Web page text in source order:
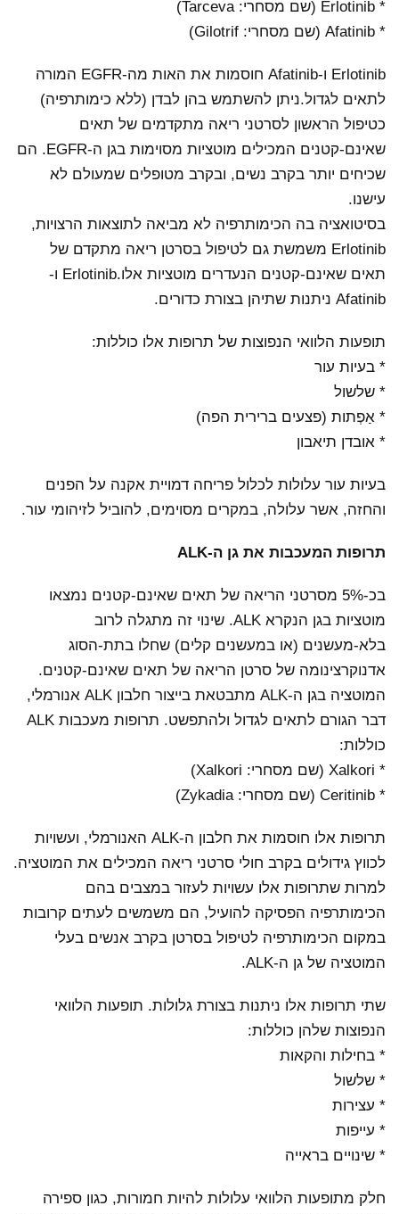
* Erlotinib (שם מסחרי: Tarceva)
* Afatinib (שם מסחרי: Gilotrif)
Erlotinib ו-Afatinib חוסמות את האות מה-EGFR המורה
לתאים לגדול.ניתן להשתמש בהן לבדן (ללא כימותרפיה)
כטיפול הראשון לסרטני ריאה מתקדמים של תאים
שאינם-קטנים המכילים מוטציות מסוימות בגן ה-EGFR. הם
שכיחים יותר בקרב נשים, ובקרב מטופלים שמעולם לא
עישנו.
בסיטואציה בה הכימותרפיה לא מביאה לתוצאות הרצויות,
Erlotinib משמשת גם לטיפול בסרטן ריאה מתקדם של
תאים שאינם-קטנים הנעדרים מוטציות אלו.Erlotinib ו-
Afatinib ניתנות שתיהן בצורת כדורים.
תופעות הלוואי הנפוצות של תרופות אלו כוללות:
* בעיות עור
* שלשול
* אַפְתות (פצעים ברירית הפה)
* אובדן תיאבון
בעיות עור עלולות לכלול פריחה דמויית אקנה על הפנים
והחזה, אשר עלולה, במקרים מסוימים, להוביל לזיהומי עור.
תרופות המעכבות את גן ה-ALK
בכ-5% מסרטני הריאה של תאים שאינם-קטנים נמצאו
מוטציות בגן הנקרא ALK. שינוי זה מתגלה לרוב
בלא-מעשנים (או במעשנים קלים) שחלו בתת-הסוג
אדנוקרצינומה של סרטן הריאה של תאים שאינם-קטנים.
המוטציה בגן ה-ALK מתבטאת בייצור חלבון ALK אנורמלי,
דבר הגורם לתאים לגדול ולהתפשט. תרופות מעכבות ALK
כוללות:
* Xalkori (שם מסחרי: Xalkori)
* Ceritinib (שם מסחרי: Zykadia)
תרופות אלו חוסמות את חלבון ה-ALK האנורמלי, ועשויות
לכווץ גידולים בקרב חולי סרטני ריאה המכילים את המוטציה.
למרות שתרופות אלו עשויות לעזור במצבים בהם
הכימותרפיה הפסיקה להועיל, הם משמשים לעתים קרובות
במקום הכימותרפיה לטיפול בסרטן בקרב אנשים בעלי
המוטציה של גן ה-ALK.
שתי תרופות אלו ניתנות בצורת גלולות. תופעות הלוואי
הנפוצות שלהן כוללות:
* בחילות והקאות
* שלשול
* עצירות
* עייפות
* שינויים בראייה
חלק מתופעות הלוואי עלולות להיות חמורות, כגון ספירה